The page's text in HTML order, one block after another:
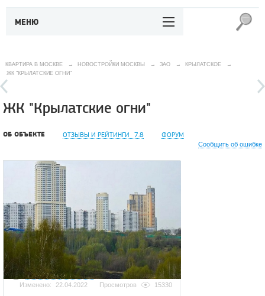
МЕНЮ
КВАРТИРА В МОСКВЕ → НОВОСТРОЙКИ МОСКВЫ → ЗАО → КРЫЛАТСКОЕ
→
ЖК "КРЫЛАТСКИЕ ОГНИ"
ЖК "Крылатские огни"
ОБ ОБЪЕКТЕ ОТЗЫВЫ И РЕЙТИНГИ 7.8 ФОРУМ
Сообщить об ошибке
Добавить фотографию
Изменено:
22.04.2022 Просмотров 15330